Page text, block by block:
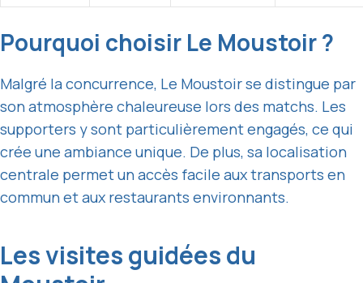
Pourquoi choisir Le Moustoir ?
Malgré la concurrence, Le Moustoir se distingue par
son atmosphère chaleureuse lors des matchs. Les
supporters y sont particulièrement engagés, ce qui
crée une ambiance unique. De plus, sa localisation
centrale permet un accès facile aux transports en
commun et aux restaurants environnants.
Les visites guidées du